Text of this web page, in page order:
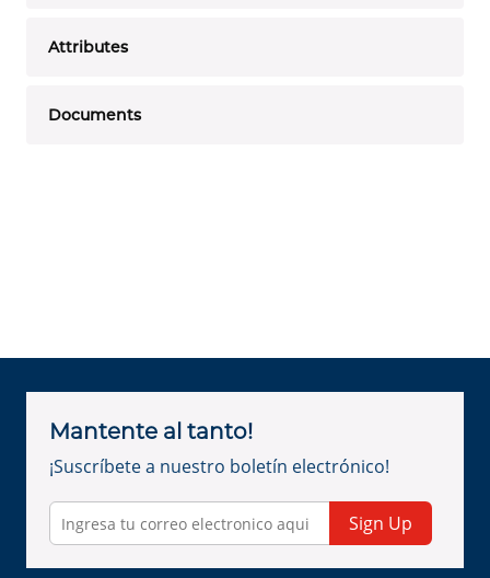
Attributes
Documents
Mantente al tanto!
¡Suscríbete a nuestro boletín electrónico!
Sign Up